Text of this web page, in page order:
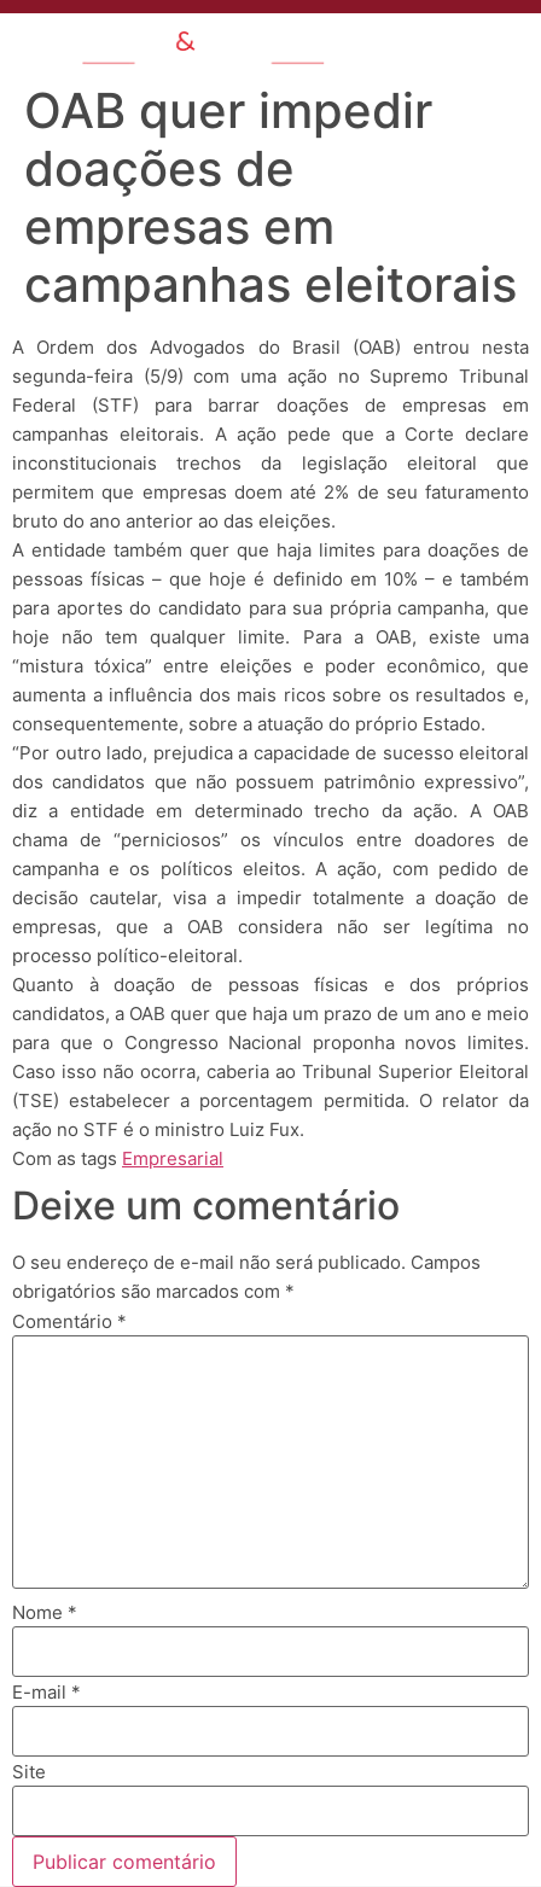
OAB quer impedir
doações de
empresas em
campanhas eleitorais
A Ordem dos Advogados do Brasil (OAB) entrou nesta
segunda-feira (5/9) com uma ação no Supremo Tribunal
Federal (STF) para barrar doações de empresas em
campanhas eleitorais. A ação pede que a Corte declare
inconstitucionais trechos da legislação eleitoral que
permitem que empresas doem até 2% de seu faturamento
bruto do ano anterior ao das eleições.
A entidade também quer que haja limites para doações de
pessoas físicas – que hoje é definido em 10% – e também
para aportes do candidato para sua própria campanha, que
hoje não tem qualquer limite. Para a OAB, existe uma
“mistura tóxica” entre eleições e poder econômico, que
aumenta a influência dos mais ricos sobre os resultados e,
consequentemente, sobre a atuação do próprio Estado.
“Por outro lado, prejudica a capacidade de sucesso eleitoral
dos candidatos que não possuem patrimônio expressivo”,
diz a entidade em determinado trecho da ação. A OAB
chama de “perniciosos” os vínculos entre doadores de
campanha e os políticos eleitos. A ação, com pedido de
decisão cautelar, visa a impedir totalmente a doação de
empresas, que a OAB considera não ser legítima no
processo político-eleitoral.
Quanto à doação de pessoas físicas e dos próprios
candidatos, a OAB quer que haja um prazo de um ano e meio
para que o Congresso Nacional proponha novos limites.
Caso isso não ocorra, caberia ao Tribunal Superior Eleitoral
(TSE) estabelecer a porcentagem permitida. O relator da
ação no STF é o ministro Luiz Fux.
Com as tags Empresarial
Deixe um comentário
O seu endereço de e-mail não será publicado. Campos
obrigatórios são marcados com *
Comentário *
Nome *
E-mail *
Site